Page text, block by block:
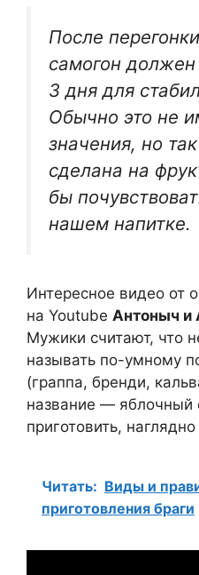
После
самогон
3 дня для
Обычно это не
значения, но
сделана на
бы
нашем напитке.
Интересное видео от
на Youtube Антоныч и
Мужики считают, что
называть по-умному
(граппа, бренди,
название — яблочный
приготовить,
Читать: Виды и
приготовления браги